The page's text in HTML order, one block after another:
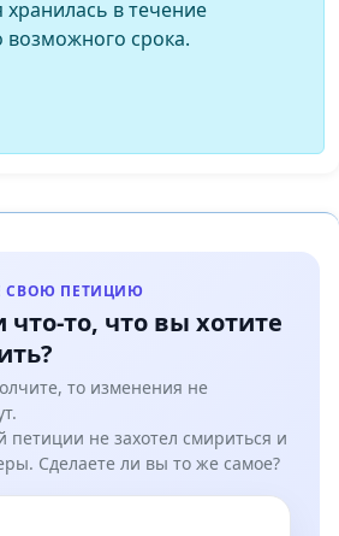
в течение
срока.
СВОЮ ПЕТИЦИЮ
что-то, что вы хотите
то изменения не
петиции не захотел смириться и
Сделаете ли вы то же самое?